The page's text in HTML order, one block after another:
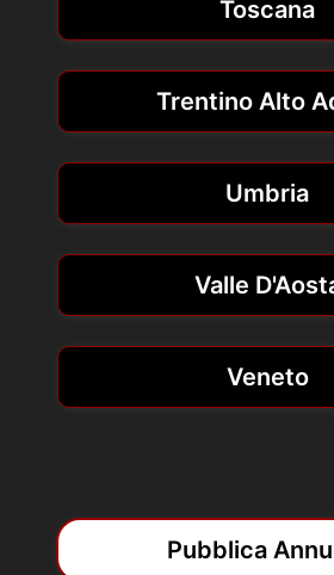
Toscana
Trentino Alto
Umbria
Valle
Veneto
Pubblica